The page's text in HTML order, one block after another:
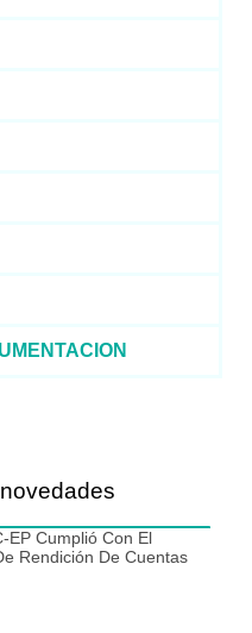
EP Cumplió Con El
Rendición De Cuentas